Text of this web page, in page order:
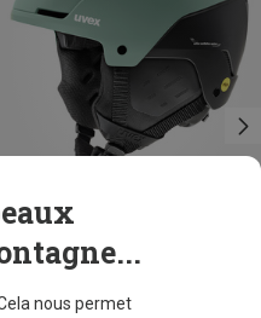
Vous économisez 28%
nous permet